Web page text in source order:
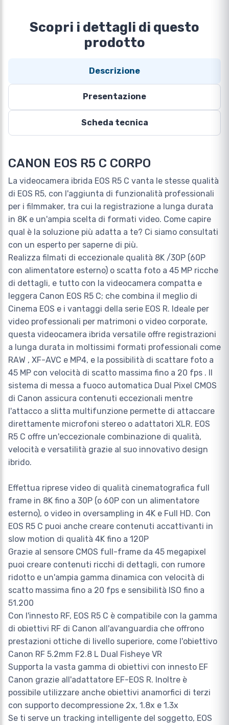
Scopri i dettagli di questo
prodotto
Descrizione
Presentazione
Scheda tecnica
CANON EOS R5 C CORPO
La videocamera ibrida EOS R5 C vanta le stesse qualità
di EOS R5, con l'aggiunta di funzionalità professionali
per i filmmaker, tra cui la registrazione a lunga durata
in 8K e un'ampia scelta di formati video. Come capire
qual è la soluzione più adatta a te? Ci siamo consultati
con un esperto per saperne di più.
Realizza filmati di eccezionale qualità 8K /30P (60P
con alimentatore esterno) o scatta foto a 45 MP ricche
di dettagli, e tutto con la videocamera compatta e
leggera Canon EOS R5 C; che combina il meglio di
Cinema EOS e i vantaggi della serie EOS R. Ideale per
video professionali per matrimoni o video corporate,
questa videocamera ibrida versatile offre registrazioni
a lunga durata in moltissimi formati professionali come
RAW , XF-AVC e MP4, e la possibilità di scattare foto a
45 MP con velocità di scatto massima fino a 20 fps . Il
sistema di messa a fuoco automatica Dual Pixel CMOS
di Canon assicura contenuti eccezionali mentre
l'attacco a slitta multifunzione permette di attaccare
direttamente microfoni stereo o adattatori XLR. EOS
R5 C offre un'eccezionale combinazione di qualità,
velocità e versatilità grazie al suo innovativo design
ibrido.
Effettua riprese video di qualità cinematografica full
frame in 8K fino a 30P (o 60P con un alimentatore
esterno), o video in oversampling in 4K e Full HD. Con
EOS R5 C puoi anche creare contenuti accattivanti in
slow motion di qualità 4K fino a 120P
Grazie al sensore CMOS full-frame da 45 megapixel
puoi creare contenuti ricchi di dettagli, con rumore
ridotto e un'ampia gamma dinamica con velocità di
scatto massima fino a 20 fps e sensibilità ISO fino a
51.200
Con l'innesto RF, EOS R5 C è compatibile con la gamma
di obiettivi RF di Canon all'avanguardia che offrono
prestazioni ottiche di livello superiore, come l'obiettivo
Canon RF 5.2mm F2.8 L Dual Fisheye VR
Supporta la vasta gamma di obiettivi con innesto EF
Canon grazie all'adattatore EF-EOS R. Inoltre è
possibile utilizzare anche obiettivi anamorfici di terzi
con supporto decompressione 2x, 1.8x e 1.3x
Se ti serve un tracking intelligente del soggetto, EOS